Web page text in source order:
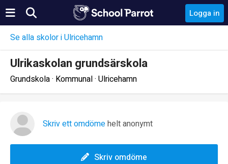
Logga in
Se alla skolor i Ulricehamn
Ulrikaskolan grundsärskola
Grundskola · Kommunal · Ulricehamn
Skriv ett omdömehelt anonymt
Skriv omdöme